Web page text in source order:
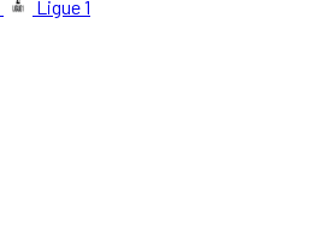
Ligue 1